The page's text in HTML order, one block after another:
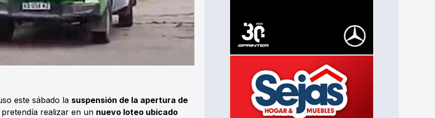
este sábado la suspensión de la apertura de
realizar en un nuevo loteo ubicado